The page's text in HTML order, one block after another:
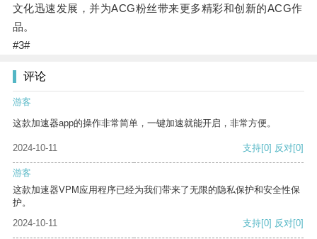
文化迅速发展，并为ACG粉丝带来更多精彩和创新的ACG作
品。
#3#
评论
游客
这款加速器app的操作非常简单，一键加速就能开启，非常方便。
2024-10-11 支持[0] 反对[0]
游客
这款加速器VPM应用程序已经为我们带来了无限的隐私保护和安全性保
护。
2024-10-11
支持[0] 反对[0]